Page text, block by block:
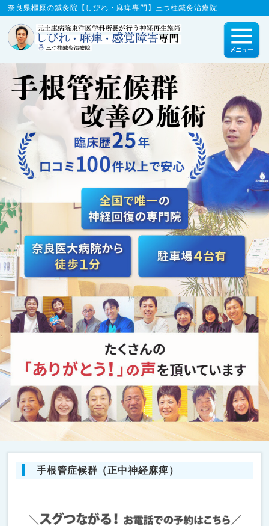
奈良県橿原の鍼灸院【しびれ・麻痺専門】三つ柱鍼灸治療院
手根管症候群（正中神経麻痺）